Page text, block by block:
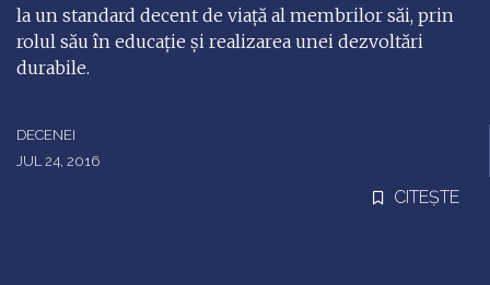
la un standard decent de viață al membrilor săi, prin
rolul său în educație și realizarea unei dezvoltări
durabile.
DECENEI
JUL 24, 2016
CITEȘTE